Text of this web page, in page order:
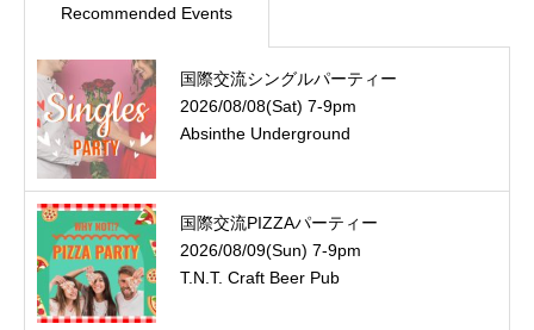
Recommended Events
国際交流シングルパーティー
2026/08/08(Sat) 7-9pm
Absinthe Underground
国際交流PIZZAパーティー
2026/08/09(Sun) 7-9pm
T.N.T. Craft Beer Pub